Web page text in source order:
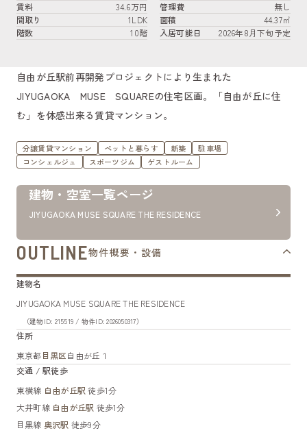
賃料 34.6万円 管理費
無し
間取り
1LDK 面積
44.37㎡
階数
10階 入居可能日 2026年8月下旬予定
自由が丘駅前再開発プロジェクトにより生まれた
JIYUGAOKA MUSE SQUAREの住宅区画。「自由が丘に住
む」を体感出来る賃貸マンション。
分譲賃貸マンション ペットと暮らす 新築
駐車場
コンシェルジュ
スポーツジム ゲストルーム
建物・空室一覧ページ
JIYUGAOKA MUSE SQUARE THE RESIDENCE
OUTLINE物件概要・設備
建物名
JIYUGAOKA MUSE SQUARE THE RESIDENCE
（建物ID: 215519 / 物件ID: 2026050317）
住所
東京都 目黒区自由が丘１
交通 / 駅徒歩
東横線 自由が丘駅 徒歩1分
大井町線 自由が丘駅 徒歩1分
目黒線 奥沢駅 徒歩9分